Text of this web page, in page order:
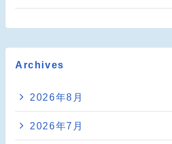
Archives
2026年8月
2026年7月